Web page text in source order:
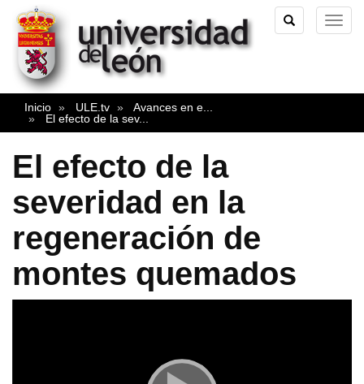
TOGGLE
SEARCH
Inicio ULE.tv Avances en e
El efecto de la sev...
El efecto de la
severidad en la
regeneración de
montes quemados